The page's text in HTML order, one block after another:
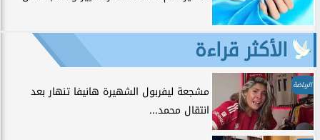
الأكثر قراءة
الرياضة
مشجعة ليفربول الشهيرة هانيفا تنهار بعد
انتقال محمد...